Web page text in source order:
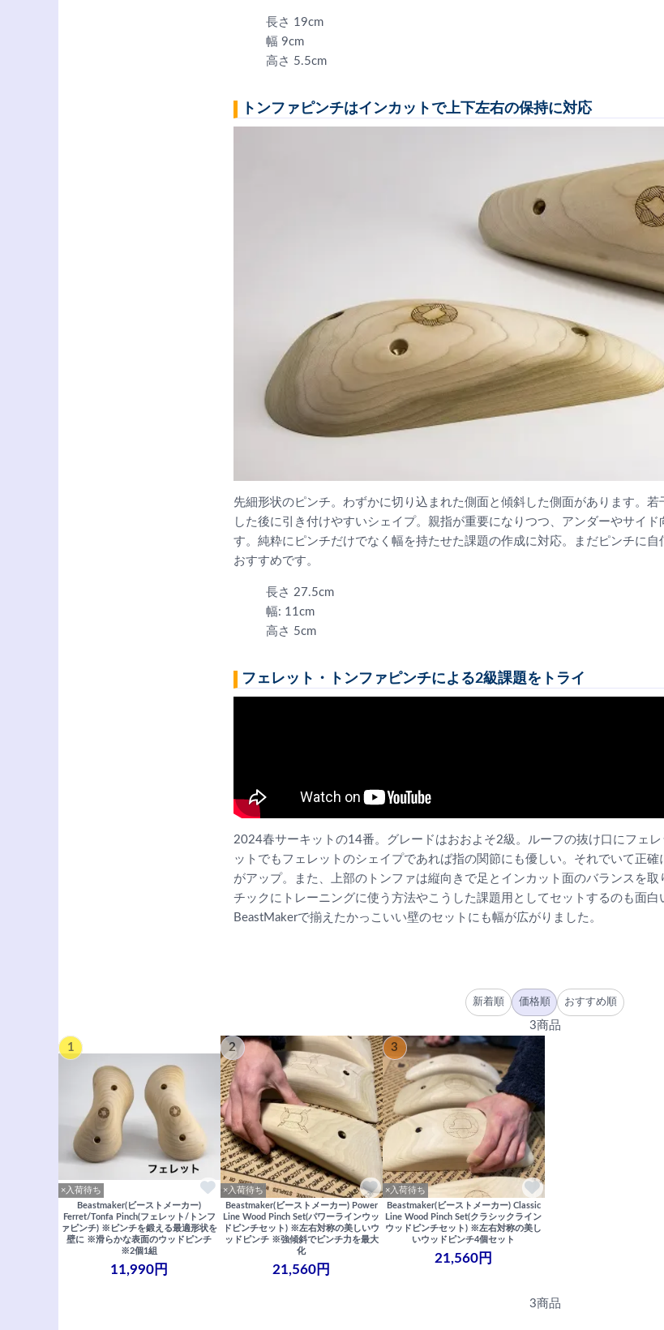
長さ 19cm
幅 9cm
高さ 5.5cm
トンファピンチはインカットで上下左右の保持に対応
先細形状のピンチ。わずかに切り込まれた側面と傾斜した側面があります。
した後に引き付けやすいシェイプ。親指が重要になりつつ、アンダーやサイ
す。純粋にピンチだけでなく幅を持たせた課題の作成に対応。まだピンチに
おすすめです。
長さ 27.5cm
幅: 11cm
高さ 5cm
フェレット・トンファピンチによる2級課題をトライ
2024春サーキットの14番。グレードはおおよそ2級。ルーフの抜け口にフェ
ットでもフェレットのシェイプであれば指の関節にも優しい。それでいて正
がアップ。また、上部のトンファは縦向きで足とインカット面のバランスを
チックにトレーニングに使う方法やこうした課題用としてセットするのも面白
BeastMakerで揃えたかっこいい壁のセットにも幅が広がりました。
新着順 価格順 おすすめ順
3商品
1
×入荷待ち
Beastmaker(ビーストメーカー)
Ferret/Tonfa Pinch(フェレット/トンフ
ァピンチ) ※ピンチを鍛える最適形状を
壁に ※滑らかな表面のウッドピンチ
※2個1組
11,990円
2
×入荷待ち
Beastmaker(ビーストメーカー) Power
Line Wood Pinch Set(パワーラインウッ
ドピンチセット) ※左右対称の美しいウ
ッドピンチ ※強傾斜でピンチ力を最大
化
21,560円
3
×入荷待ち
Beastmaker(ビーストメーカー) Classic
Line Wood Pinch Set(クラシックライン
ウッドピンチセット) ※左右対称の美し
いウッドピンチ4個セット
21,560円
3商品